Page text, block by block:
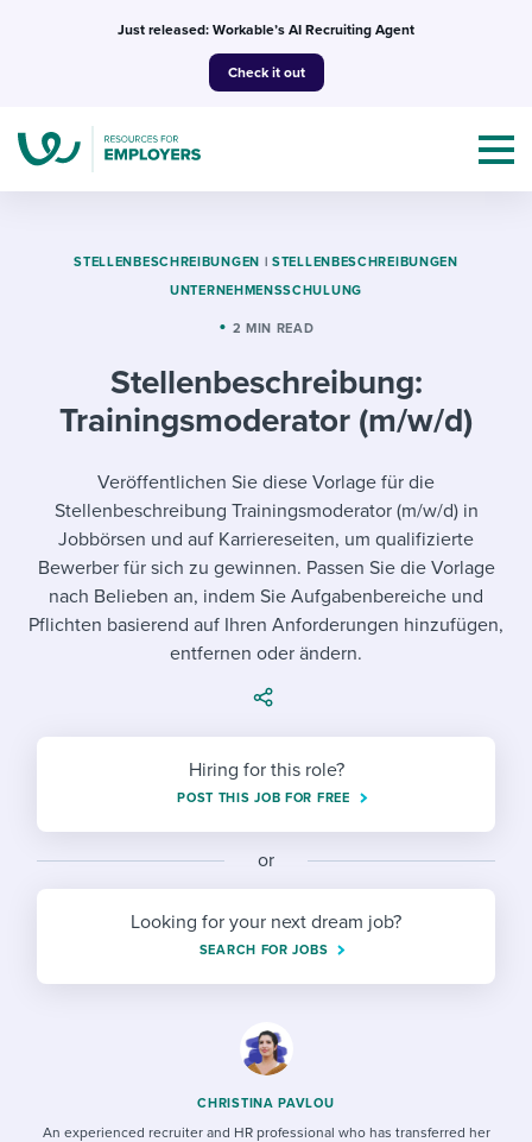
Just released: Workable’s AI Recruiting Agent
Check it out
Topics
Mobilizing AI in my work
Evaluating candidates
Working together with others
Maintaining hiring pipelines
Developing & retaining people
Finding and attracting people
Establishing an employer brand
Digitizing work processes
Candidate/employee experiences
Templates & Guides
Job description templates
Interview question templates
Policy templates
Onboarding checklists
Free ebooks & reports
HR terms
I’m a jobseeker
I WANT TO LEARN ABOUT...
Applying for a job
Interview process
Pay & benefits
Modern working life
Overall career resources
Attend webinars & events
Workable customer stories
Explore Workable
STELLENBESCHREIBUNGEN | STELLENBESCHREIBUNGEN
UNTERNEHMENSSCHULUNG
2 MIN READ
Stellenbeschreibung:
Trainingsmoderator (m/w/d)
Veröffentlichen Sie diese Vorlage für die
Stellenbeschreibung Trainingsmoderator (m/w/d) in
Jobbörsen und auf Karriereseiten, um qualifizierte
Bewerber für sich zu gewinnen. Passen Sie die Vorlage
nach Belieben an, indem Sie Aufgabenbereiche und
Pflichten basierend auf Ihren Anforderungen hinzufügen,
entfernen oder ändern.
Hiring for this role?
POST THIS JOB FOR FREE
or
Looking for your next dream job?
SEARCH FOR JOBS
CHRISTINA PAVLOU
An experienced recruiter and HR professional who has transferred her